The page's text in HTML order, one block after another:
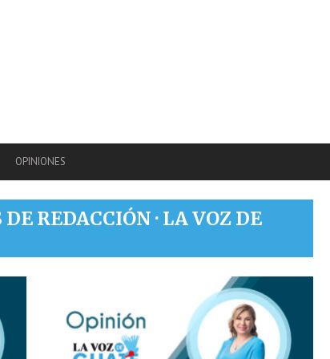
OPINIONES
DE REDACCIÓN · LA VOZ DE